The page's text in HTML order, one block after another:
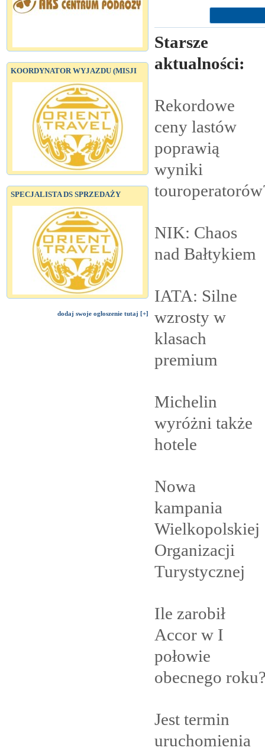
KOORDYNATOR WYJAZDU (MISJI
SPECJALISTA DS SPRZEDAŻY
dodaj swoje ogłoszenie tutaj [+]
Starsze
aktualności:
Rekordowe
ceny lastów
poprawią
wyniki
NIK: Chaos
nad Bałtykiem
IATA: Silne
wzrosty w
klasach
premium
Michelin
wyróżni także
hotele
Nowa
kampania
Wielkopolskiej
Organizacji
Turystycznej
Ile zarobił
Accor w I
połowie
obecnego
Jest termin
uruchomienia